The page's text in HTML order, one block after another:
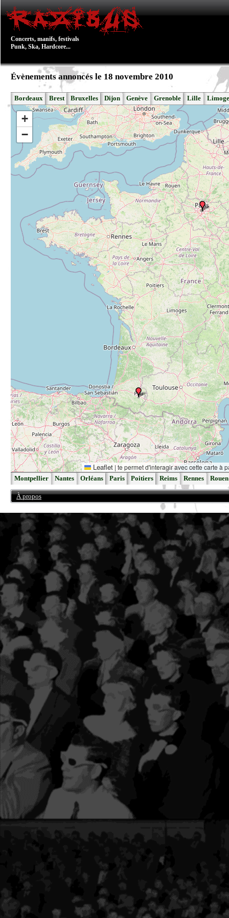
Concerts, manifs, festivals
Punk, Ska, Hardcore...
Évènements annoncés le 18 novembre 2010
Bordeaux Brest Bruxelles Dijon Genève Grenoble Lille
+
−
Leaflet | te permet d'interagir avec cette carte à
Montpellier Nantes Orléans Paris Poitiers Reims Rennes Rouen
À propos